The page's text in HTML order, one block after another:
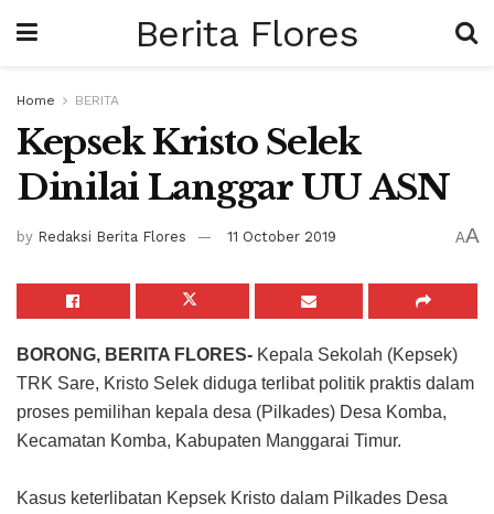
Berita Flores
Home BERITA
Kepsek Kristo Selek
Dinilai Langgar UU ASN
by Redaksi Berita Flores 11 October 2019 AA
BORONG, BERITA FLORES- Kepala Sekolah (Kepsek)
TRK Sare, Kristo Selek diduga terlibat politik praktis dalam
proses pemilihan kepala desa (Pilkades) Desa Komba,
Kecamatan Komba, Kabupaten Manggarai Timur.
Kasus keterlibatan Kepsek Kristo dalam Pilkades Desa